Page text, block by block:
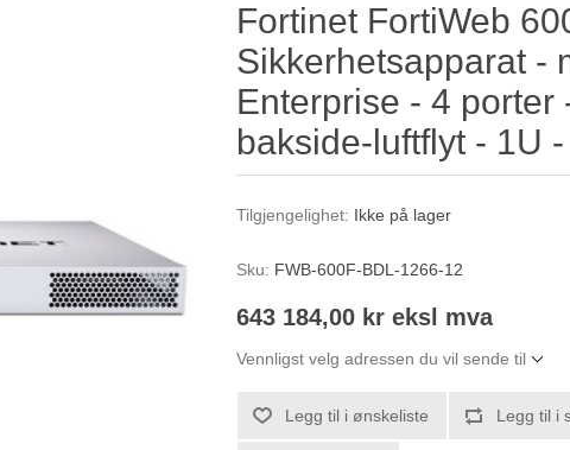
Fortinet FortiWeb
Sikkerhetsapparat -
Enterprise - 4 porter
bakside-luftflyt - 1U
Tilgjengelighet: Ikke på lager
Sku: FWB-600F-BDL-1266-12
643 184,00 kr eksl mva
Vennligst velg adressen du vil sende til
Legg til i ønskeliste Legg til i